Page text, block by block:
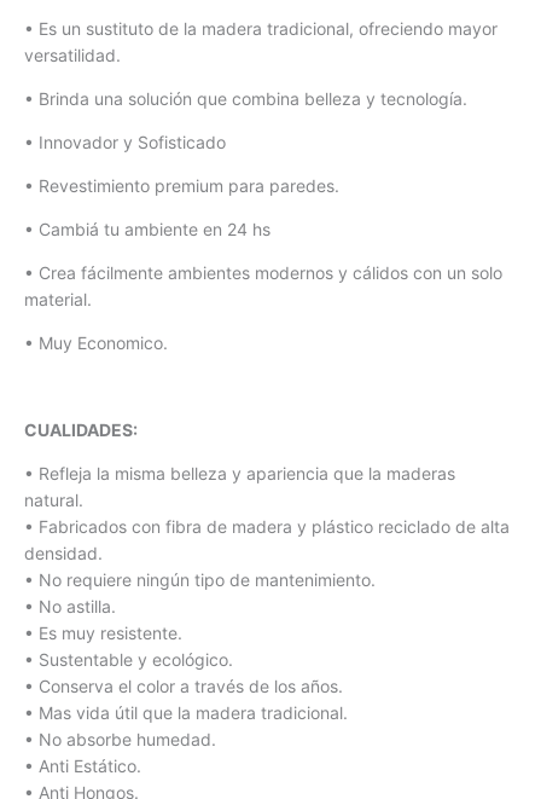
• Es un sustituto de la madera tradicional, ofreciendo mayor
versatilidad.
• Brinda una solución que combina belleza y tecnología.
• Innovador y Sofisticado
• Revestimiento premium para paredes.
• Cambiá tu ambiente en 24 hs
• Crea fácilmente ambientes modernos y cálidos con un solo
material.
• Muy Economico.
CUALIDADES:
• Refleja la misma belleza y apariencia que la maderas
natural.
• Fabricados con fibra de madera y plástico reciclado de alta
densidad.
• No requiere ningún tipo de mantenimiento.
• No astilla.
• Es muy resistente.
• Sustentable y ecológico.
• Conserva el color a través de los años.
• Mas vida útil que la madera tradicional.
• No absorbe humedad.
• Anti Estático.
• Anti Hongos.